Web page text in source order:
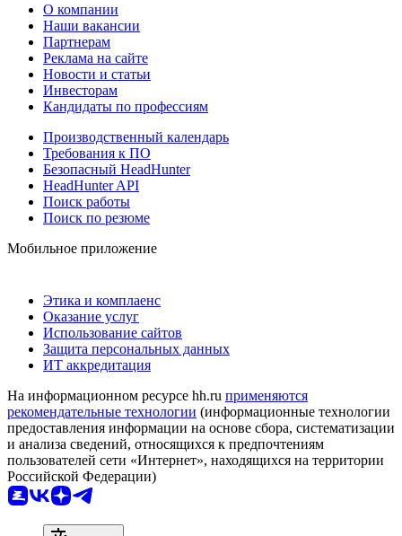
О компании
Наши вакансии
Партнерам
Реклама на сайте
Новости и статьи
Инвесторам
Кандидаты по профессиям
Производственный календарь
Требования к ПО
Безопасный HeadHunter
HeadHunter API
Поиск работы
Поиск по резюме
Мобильное приложение
Этика и комплаенс
Оказание услуг
Использование сайтов
Защита персональных данных
ИТ аккредитация
На информационном ресурсе hh.ru применяются
рекомендательные технологии (информационные технологии
предоставления информации на основе сбора, систематизации
и анализа сведений, относящихся к предпочтениям
пользователей сети «Интернет», находящихся на территории
Российской Федерации)